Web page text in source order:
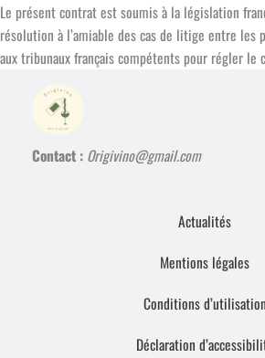
Le présent contrat est soumis à la législation
résolution à l’amiable des cas de litige entre
aux tribunaux français compétents pour régler le
Contact : Origivino@gmail.com
Actualités
Mentions légales
Conditions d’utilisation
Déclaration